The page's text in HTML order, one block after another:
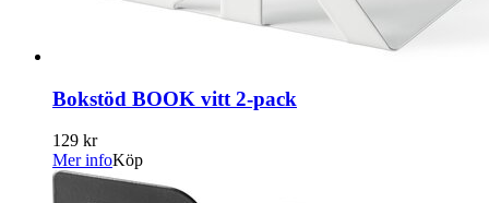
Bokstöd BOOK vitt 2-pack
129 kr
Mer infoKöp